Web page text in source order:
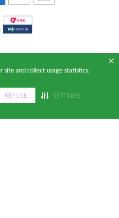
site and collect usage statistics.
REFUSE SETTINGS
Faria Lima, nº 949 - Pinheiros, São